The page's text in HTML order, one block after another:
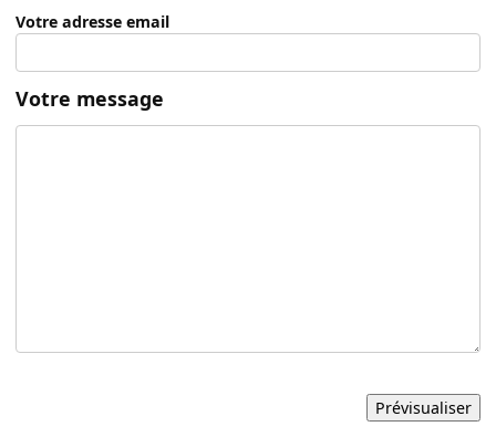
Votre adresse email
Votre message